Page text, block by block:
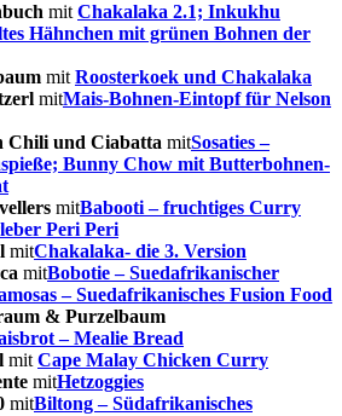
mitChakalaka 2.1; Inkukhu
Hähnchen mit grünen Bohnen der
mitRoosterkoek und Chakalaka
mitMais-Bohnen-Eintopf für Nelson
Chili und Ciabatta mitSosaties –
Bunny Chow mit Butterbohnen-
mitBabooti – fruchtiges Curry
Peri Peri
mitChakalaka- die 3. Version
mitBobotie – Suedafrikanischer
– Suedafrikanisches Fusion Food
& Purzelbaum
– Mealie Bread
mitCape Malay Chicken Curry
mitHetzoggies
mitBiltong – Südafrikanisches